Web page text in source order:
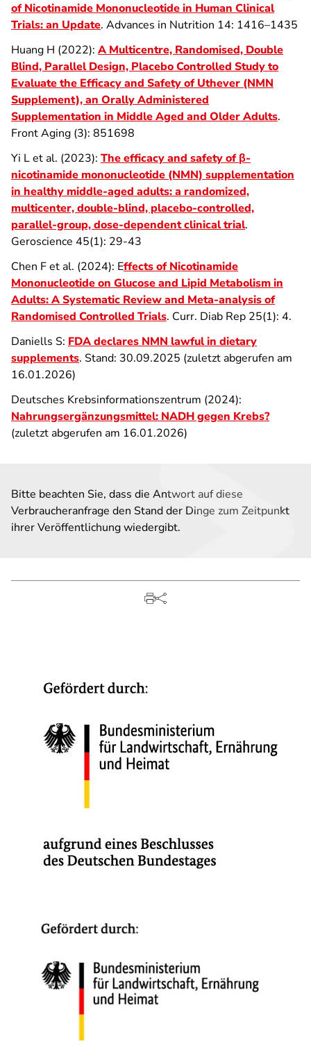
of Nicotinamide Mononucleotide in Human Clinical
Trials: an Update. Advances in Nutrition 14: 1416–1435
Huang H (2022): A Multicentre, Randomised, Double
Blind, Parallel Design, Placebo Controlled Study to
Evaluate the Efficacy and Safety of Uthever (NMN
Supplement), an Orally Administered
Supplementation in Middle Aged and Older Adults.
Front Aging (3): 851698
Yi L et al. (2023): The efficacy and safety of β-
nicotinamide mononucleotide (NMN) supplementation
in healthy middle-aged adults: a randomized,
multicenter, double-blind, placebo-controlled,
parallel-group, dose-dependent clinical trial.
Geroscience 45(1): 29-43
Chen F et al. (2024): Effects of Nicotinamide
Mononucleotide on Glucose and Lipid Metabolism in
Adults: A Systematic Review and Meta-analysis of
Randomised Controlled Trials. Curr. Diab Rep 25(1): 4.
Daniells S: FDA declares NMN lawful in dietary
supplements. Stand: 30.09.2025 (zuletzt abgerufen am
16.01.2026)
Deutsches Krebsinformationszentrum (2024):
Nahrungsergänzungsmittel: NADH gegen Krebs?
(zuletzt abgerufen am 16.01.2026)
Bitte beachten Sie, dass die Antwort auf diese
Verbraucheranfrage den Stand der Dinge zum Zeitpunkt
ihrer Veröffentlichung wiedergibt.